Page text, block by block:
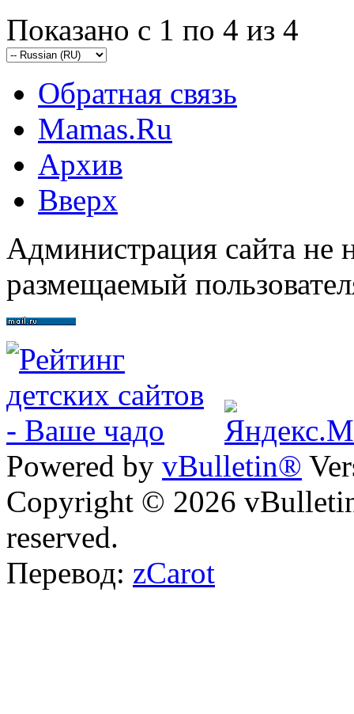
Показано с 1 по 4 из 4
Обратная связь
Mamas.Ru
Архив
Вверх
Администрация сайта не
размещаемый
Powered by vBulletin®
Copyright © 2026
reserved.
Перевод: zCarot